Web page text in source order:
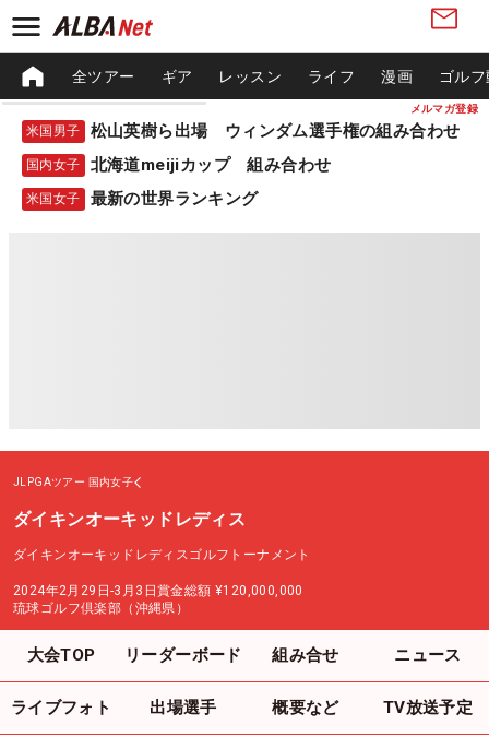
メルマガ登録
全ツアー ギア レッスン ライフ 漫画 ゴル
米国男子 松山英樹ら出場 ウィンダム選手権の組み合わせ
国内女子 北海道meijiカップ 組み合わせ
米国女子 最新の世界ランキング
JLPGAツアー 国内女子
ダイキンオーキッドレディス
ダイキンオーキッドレディスゴルフトーナメント
2024年2月29日-3月3日賞金総額 ¥120,000,000
琉球ゴルフ倶楽部（沖縄県）
大会TOP リーダーボード 組み合せ ニュース
ライブフォト 出場選手 概要など TV放送予定